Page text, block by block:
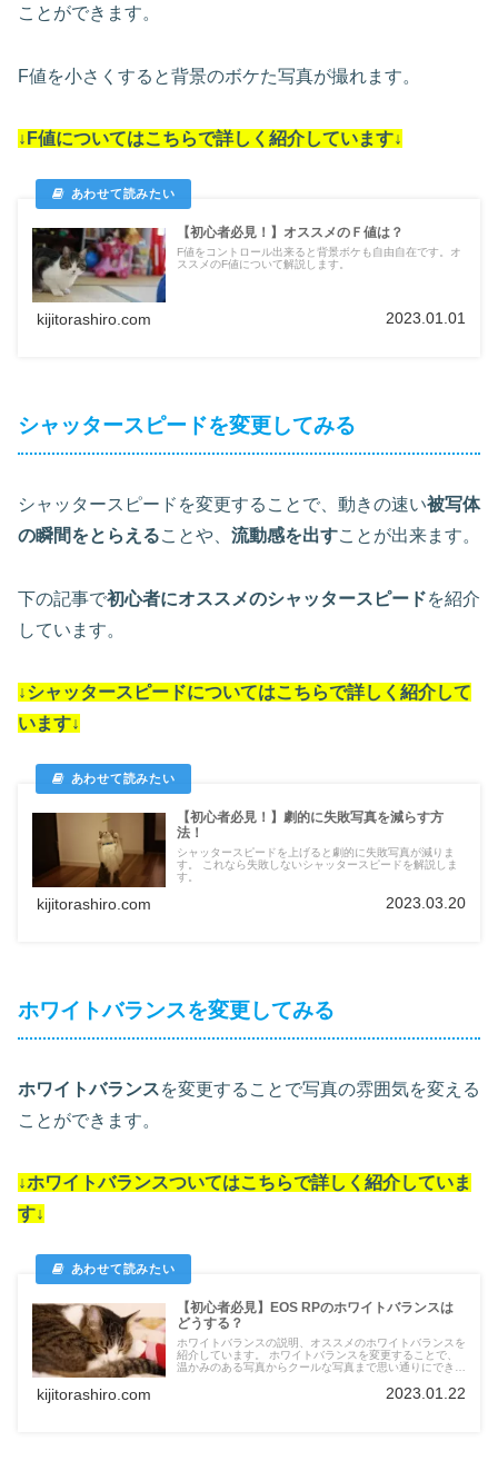
ことができます。
F値を小さくすると背景のボケた写真が撮れます。
↓F値についてはこちらで詳しく紹介しています↓
【初心者必見！】オススメのＦ値は？
F値をコントロール出来ると背景ボケも自由自在です。オ
ススメのF値について解説します。
kijitorashiro.com 2023.01.01
シャッタースピードを変更してみる
シャッタースピードを変更することで、動きの速い被写体
の瞬間をとらえることや、 流動感を出すことが出来ます。
下の記事で初心者にオススメのシャッタースピードを紹介
しています。
↓シャッタースピードについてはこちらで詳しく紹介して
います↓
【初心者必見！】劇的に失敗写真を減らす方
法！
シャッタースピードを上げると劇的に失敗写真が減りま
す。 これなら失敗しないシャッタースピードを解説しま
す。
kijitorashiro.com 2023.03.20
ホワイトバランスを変更してみる
ホワイトバランスを変更することで写真の雰囲気を変える
ことができます。
↓ホワイトバランスついてはこちらで詳しく紹介していま
す↓
【初心者必見】EOS RPのホワイトバランスは
どうする？
ホワイトバランスの説明、オススメのホワイトバランスを
紹介しています。 ホワイトバランスを変更することで、
温かみのある写真からクールな写真まで思い通りにできま
kijitorashiro.com 2023.01.22